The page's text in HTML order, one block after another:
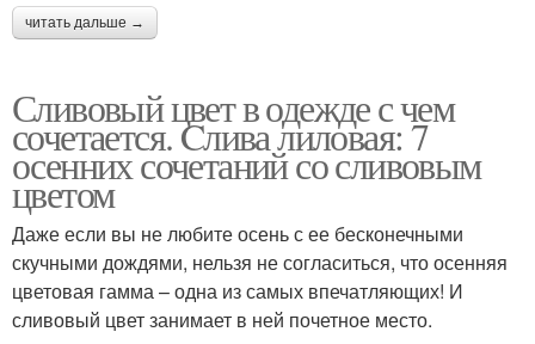
читать дальше →
Сливовый цвет в одежде с чем
сочетается. Cлива лиловая: 7
осенних сочетаний со сливовым
цветом
Даже если вы не любите осень с ее бесконечными
скучными дождями, нельзя не согласиться, что осенняя
цветовая гамма – одна из самых впечатляющих! И
сливовый цвет занимает в ней почетное место.